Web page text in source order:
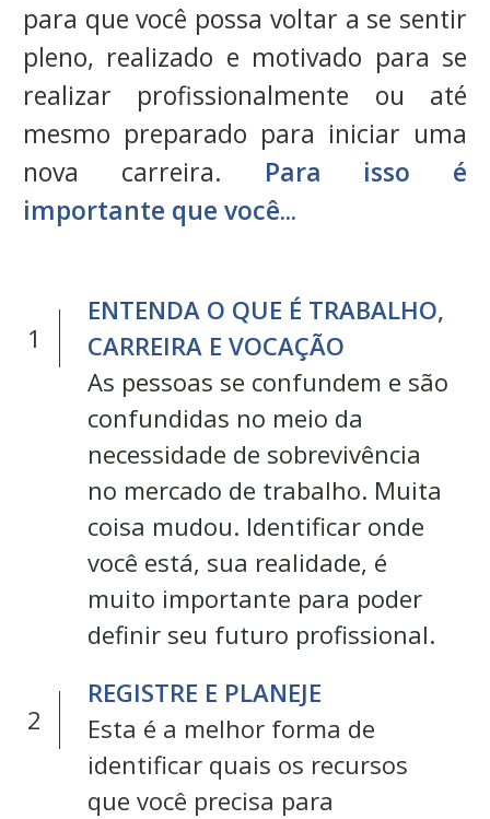
para que você possa voltar a se sentir
pleno, realizado e motivado para se
realizar profissionalmente ou até
mesmo preparado para iniciar uma
nova carreira.
Para isso é
importante que você...
1
ENTENDA O QUE É TRABALHO,
CARREIRA E VOCAÇÃO
As pessoas se confundem e são
confundidas no meio da
necessidade de sobrevivência
no mercado de trabalho. Muita
coisa mudou. Identificar onde
você está, sua realidade, é
muito importante para poder
definir seu futuro profissional.
2
REGISTRE E PLANEJE
Esta é a melhor forma de
identificar quais os recursos
que você precisa para